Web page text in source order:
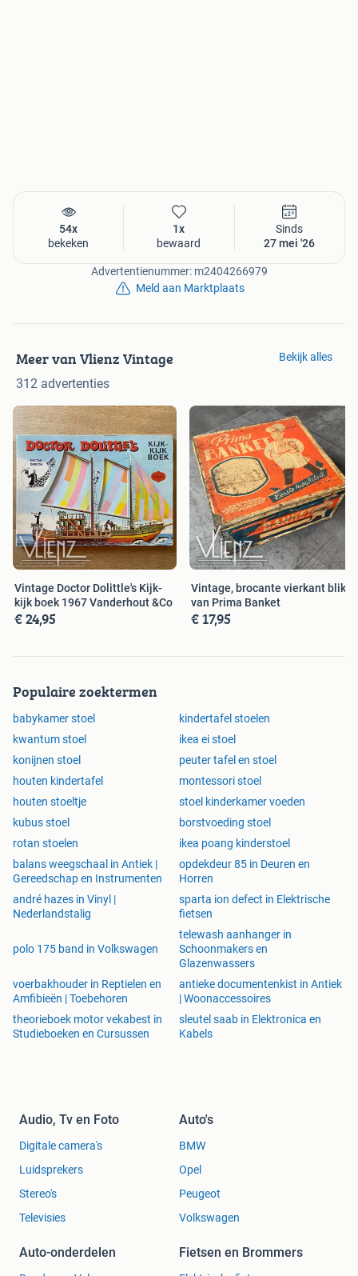
54x
bekeken
1x
bewaard
Sinds
27 mei '26
Advertentienummer: m2404266979
Meld aan Marktplaats
Meer van Vlienz Vintage
312 advertenties
Bekijk alles
Vintage Doctor Dolittle's Kijk-
kijk boek 1967 Vanderhout &Co
€ 24,95
Vintage, brocante vierkant blik
van Prima Banket
€ 17,95
Populaire zoektermen
babykamer stoel
kindertafel stoelen
kwantum stoel
ikea ei stoel
konijnen stoel
peuter tafel en stoel
houten kindertafel
montessori stoel
houten stoeltje
stoel kinderkamer voeden
kubus stoel
borstvoeding stoel
rotan stoelen
ikea poang kinderstoel
balans weegschaal in Antiek |
Gereedschap en Instrumenten
opdekdeur 85 in Deuren en
Horren
andré hazes in Vinyl |
Nederlandstalig
sparta ion defect in Elektrische
fietsen
polo 175 band in Volkswagen
telewash aanhanger in
Schoonmakers en
Glazenwassers
voerbakhouder in Reptielen en
Amfibieën | Toebehoren
antieke documentenkist in Antiek
| Woonaccessoires
theorieboek motor vekabest in
Studieboeken en Cursussen
sleutel saab in Elektronica en
Kabels
Audio, Tv en Foto
Digitale camera's
Luidsprekers
Stereo's
Televisies
Auto's
BMW
Opel
Peugeot
Volkswagen
Auto-onderdelen Fietsen en Brommers